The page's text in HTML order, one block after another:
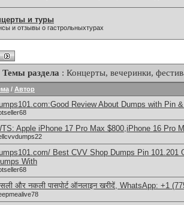
и туры
и отзывы о гастрольныхтурах
Темы раздела : Концерты, вечеринки,
/ Автор
Review About Dumps with Pin
Apple iPhone 17 Pro Max $800,iPhone 16 Pro
Best CVV Shop Dumps Pin 101.201
With
और नकली पासपोर्ट ऑनलाइन खरीदें, WhatsApp: +1